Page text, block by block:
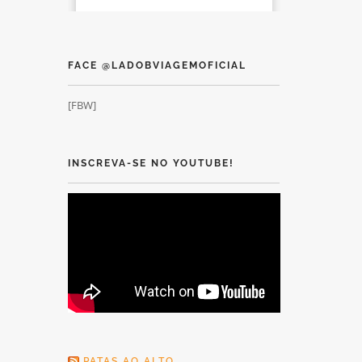
FACE @LADOBVIAGEMOFICIAL
[FBW]
INSCREVA-SE NO YOUTUBE!